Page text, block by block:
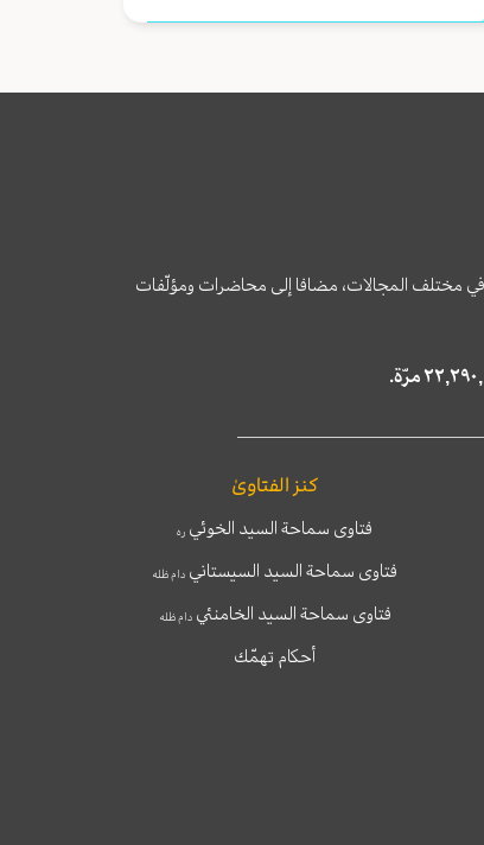
في مختلف المجالات، مضافا إلى محاضرات ومؤلّفات
كنز الفتاوىٰ
فتاوى سماحة السيد الخوئي ره
فتاوى سماحة السيد السيستاني دام ظله
فتاوى سماحة السيد الخامنئيدام ظله
أحكام تهمّك